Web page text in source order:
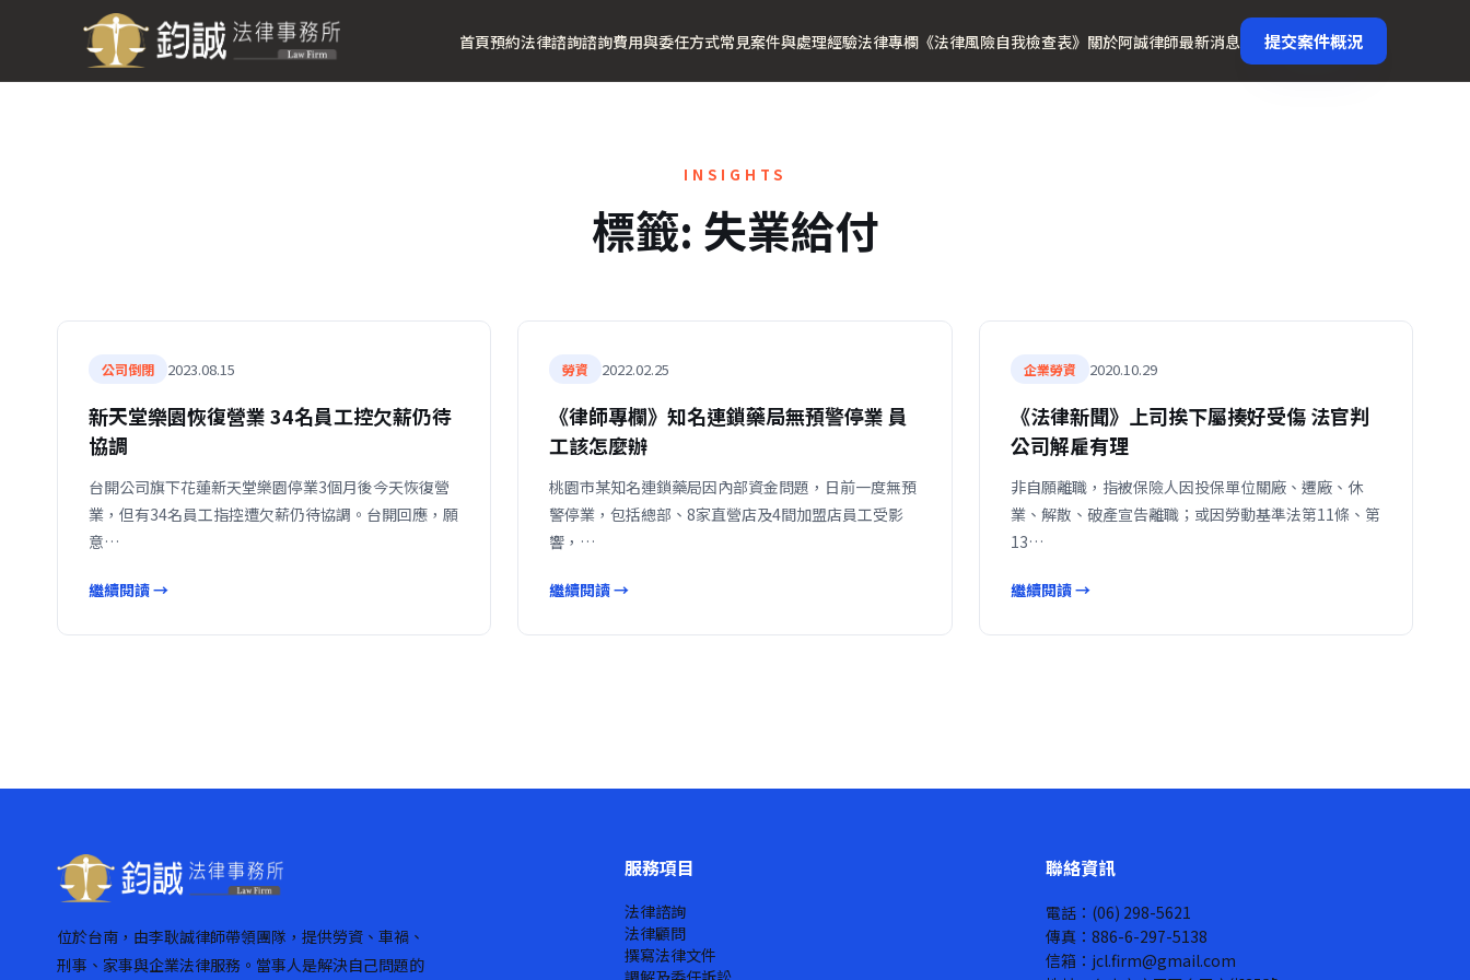
首頁預約法律諮詢諮詢費用與委任方式常見案件與處理經驗法律專欄 《法律風險自我檢查表》 關於阿誠律師最新消息 提交案件概況
INSIGHTS
標籤: 失業給付
公司倒閉 2023.08.15
新天堂樂園恢復營業 34名員工控欠薪仍待
協調
台開公司旗下花蓮新天堂樂園停業3個月後今天恢復營
業，但有34名員工指控遭欠薪仍待協調。台開回應，願
意…
繼續閱讀 →
勞資 2022.02.25
《律師專欄》知名連鎖藥局無預警停業 員
工該怎麼辦
桃園市某知名連鎖藥局因內部資金問題，日前一度無預
警停業，包括總部、8家直營店及4間加盟店員工受影
響，…
繼續閱讀 →
企業勞資 2020.10.29
《法律新聞》上司挨下屬揍好受傷 法官判
公司解雇有理
非自願離職，指被保險人因投保單位關廠、遷廠、休
業、解散、破產宣告離職；或因勞動基準法第11條、第
13…
繼續閱讀 →
位於台南，由李耿誠律師帶領團隊，提供勞資、車禍、
刑事、家事與企業法律服務。當事人是解決自己問題的
服務項目
法律諮詢
法律顧問
撰寫法律文件
聯絡資訊
電話：(06) 298-5621
傳真：886-6-297-5138
信箱：jcl.firm@gmail.com